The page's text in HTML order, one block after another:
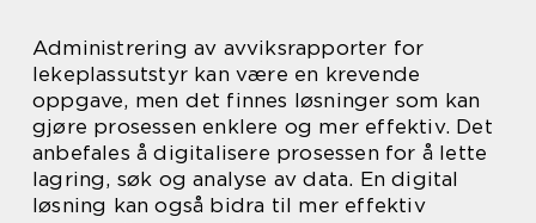
Administrering av avviksrapporter for
lekeplassutstyr kan være en krevende
oppgave, men det finnes løsninger som kan
gjøre prosessen enklere og mer effektiv. Det
anbefales å digitalisere prosessen for å lette
lagring, søk og analyse av data. En digital
løsning kan også bidra til mer effektiv